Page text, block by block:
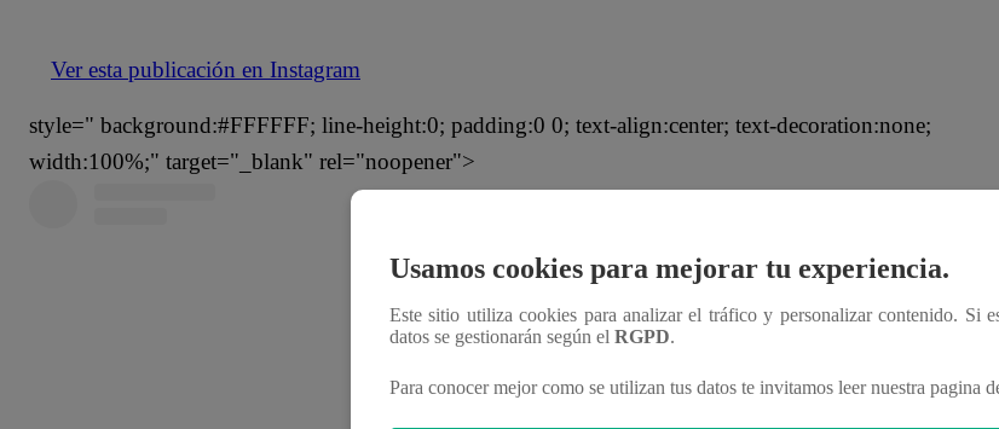
Ver esta publicación en Instagram
style=" background:#FFFFFF; line-height:0; padding:0 0; text-align:center; text-decoration:none;
width:100%;" target="_blank" rel="noopener">
Usamos cookies para mejorar tu experiencia.
Este sitio utiliza cookies para analizar el tráfico y personalizar contenido. Si
datos se gestionarán según el RGPD.
Para conocer mejor como se utilizan tus datos te invitamos leer nuestra pagina